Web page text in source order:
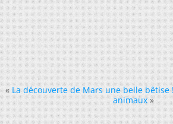
« La découverte de Mars une belle bêtise !
animaux »